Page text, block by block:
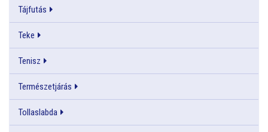
Tájfutás
Teke
Tenisz
Természetjárás
Tollaslabda